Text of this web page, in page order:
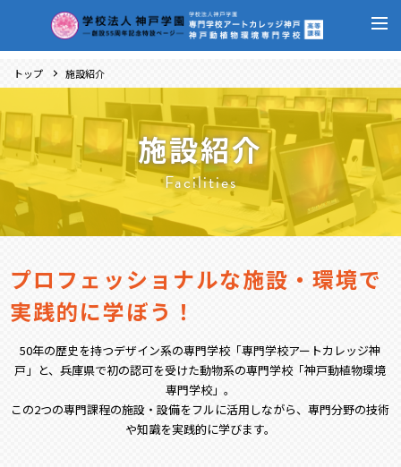
トップ 施設紹介
施設紹介
Facilities
プロフェッショナルな施設・環境で
実践的に学ぼう！
50年の歴史を持つデザイン系の専門学校「専門学校アートカレッジ神
戸」と、兵庫県で初の認可を受けた動物系の専門学校「神戸動植物環境
専門学校」。
この2つの専門課程の施設・設備をフルに活用しながら、専門分野の技術
や知識を実践的に学びます。